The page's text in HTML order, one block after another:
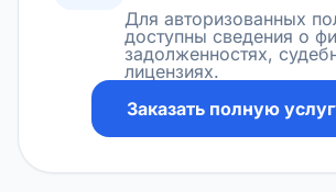
Для авторизованных
доступны сведения о
задолженностях,
лицензиях.
Заказать полную